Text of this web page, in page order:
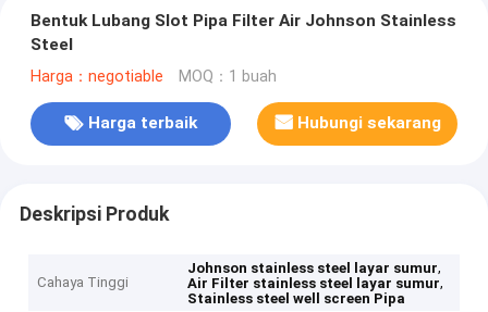
Bentuk Lubang Slot Pipa Filter Air Johnson Stainless
Steel
Harga：negotiable MOQ：1 buah
Harga terbaik Hubungi sekarang
Deskripsi Produk
Cahaya Tinggi
Johnson stainless steel layar sumur,
Air Filter stainless steel layar sumur,
Stainless steel well screen Pipa